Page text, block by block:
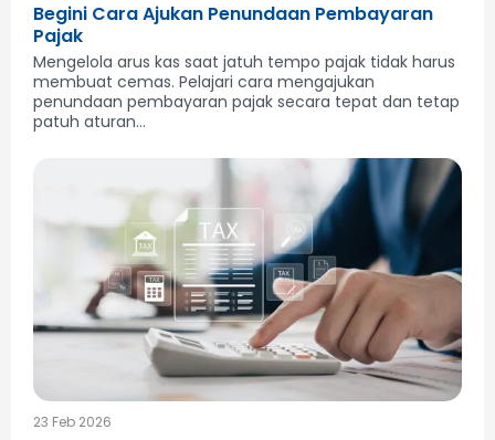
Begini Cara Ajukan Penundaan Pembayaran
Pajak
Mengelola arus kas saat jatuh tempo pajak tidak harus
membuat cemas. Pelajari cara mengajukan
penundaan pembayaran pajak secara tepat dan tetap
patuh aturan...
23 Feb 2026